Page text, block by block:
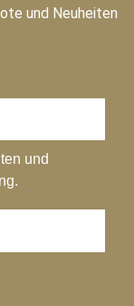
und Neuheiten
und